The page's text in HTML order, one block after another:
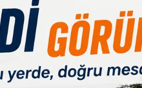
Kemal Akal, ?Eşimle birlikte hastaneye
doktorlara biz organlarımızı
Bizde gidip gereken
çok, organlarımız öldükten sonra